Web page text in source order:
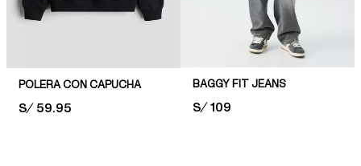
POLERA CON CAPUCHA
PRICE:
S/ 59.95
BAGGY FIT JEANS
PRICE:
S/ 109